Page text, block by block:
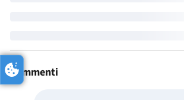
Commenti